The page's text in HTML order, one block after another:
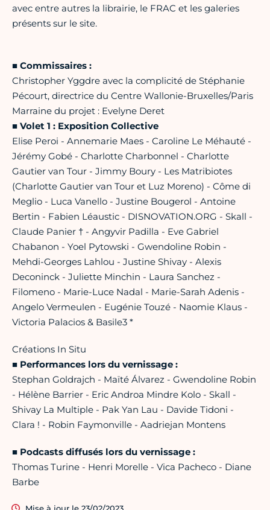
avec entre autres la librairie, le FRAC et les galeries
présents sur le site.
■ Commissaires :
Christopher Yggdre avec la complicité de Stéphanie
Pécourt, directrice du Centre Wallonie-Bruxelles/Paris
Marraine du projet : Evelyne Deret
■ Volet 1 : Exposition Collective
Elise Peroi - Annemarie Maes - Caroline Le Méhauté -
Jérémy Gobé - Charlotte Charbonnel - Charlotte
Gautier van Tour - Jimmy Boury - Les Matribiotes
(Charlotte Gautier van Tour et Luz Moreno) - Côme di
Meglio - Luca Vanello - Justine Bougerol - Antoine
Bertin - Fabien Léaustic - DISNOVATION.ORG - Skall -
Claude Panier † - Angyvir Padilla - Eve Gabriel
Chabanon - Yoel Pytowski - Gwendoline Robin -
Mehdi-Georges Lahlou - Justine Shivay - Alexis
Deconinck - Juliette Minchin - Laura Sanchez -
Filomeno - Marie-Luce Nadal - Marie-Sarah Adenis -
Angelo Vermeulen - Eugénie Touzé - Naomie Klaus -
Victoria Palacios & Basile3 *
Créations In Situ
■ Performances lors du vernissage :
Stephan Goldrajch - Maïté Álvarez - Gwendoline Robin
- Hélène Barrier - Eric Androa Mindre Kolo - Skall -
Shivay La Multiple - Pak Yan Lau - Davide Tidoni -
Clara ! - Robin Faymonville - Aadriejan Montens
■ Podcasts diffusés lors du vernissage :
Thomas Turine - Henri Morelle - Vica Pacheco - Diane
Barbe